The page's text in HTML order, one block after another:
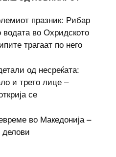
празник: Рибар
водата во Охридското
трагаат по него
од несреќата:
и трето лице –
се
во Македонија –
делови